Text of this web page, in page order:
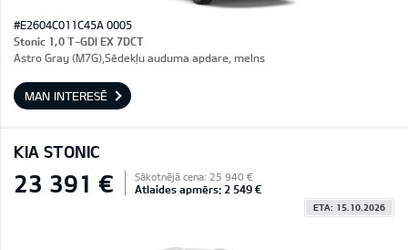
#E2604C011C45A 0005
Stonic 1,0 T-GDI EX 7DCT
Astro Gray (M7G),Sēdekļu auduma apdare, melns
MAN INTERESĒ
KIA STONIC
23 391 € Sākotnējā cena: 25 940 €
Atlaides apmērs: 2 549 €
ETA: 15.10.2026